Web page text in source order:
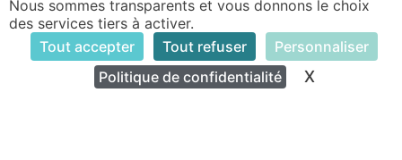
Rue des Berrichons et Nivernais
INFOS PRATIQUES
Nous sommes transparents et vous donnons le choix
des services tiers à activer.
Tout accepter
Tout refuser
Personnaliser
Politique de confidentialité
XMasquer